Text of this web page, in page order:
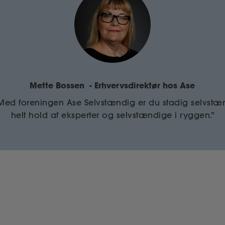
Mette Bossen- Erhvervsdirektør hos Ase
foreningen Ase Selvstændig er du stadig
helt hold af eksperter og selvstændige i ryggen."